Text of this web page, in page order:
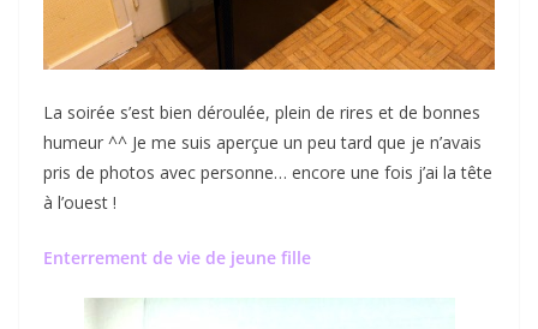
La soirée s’est bien déroulée, plein de rires et de bonnes
humeur ^^ Je me suis aperçue un peu tard que je n’avais
pris de photos avec personne… encore une fois j’ai la tête
à l’ouest !
Enterrement de vie de jeune fille